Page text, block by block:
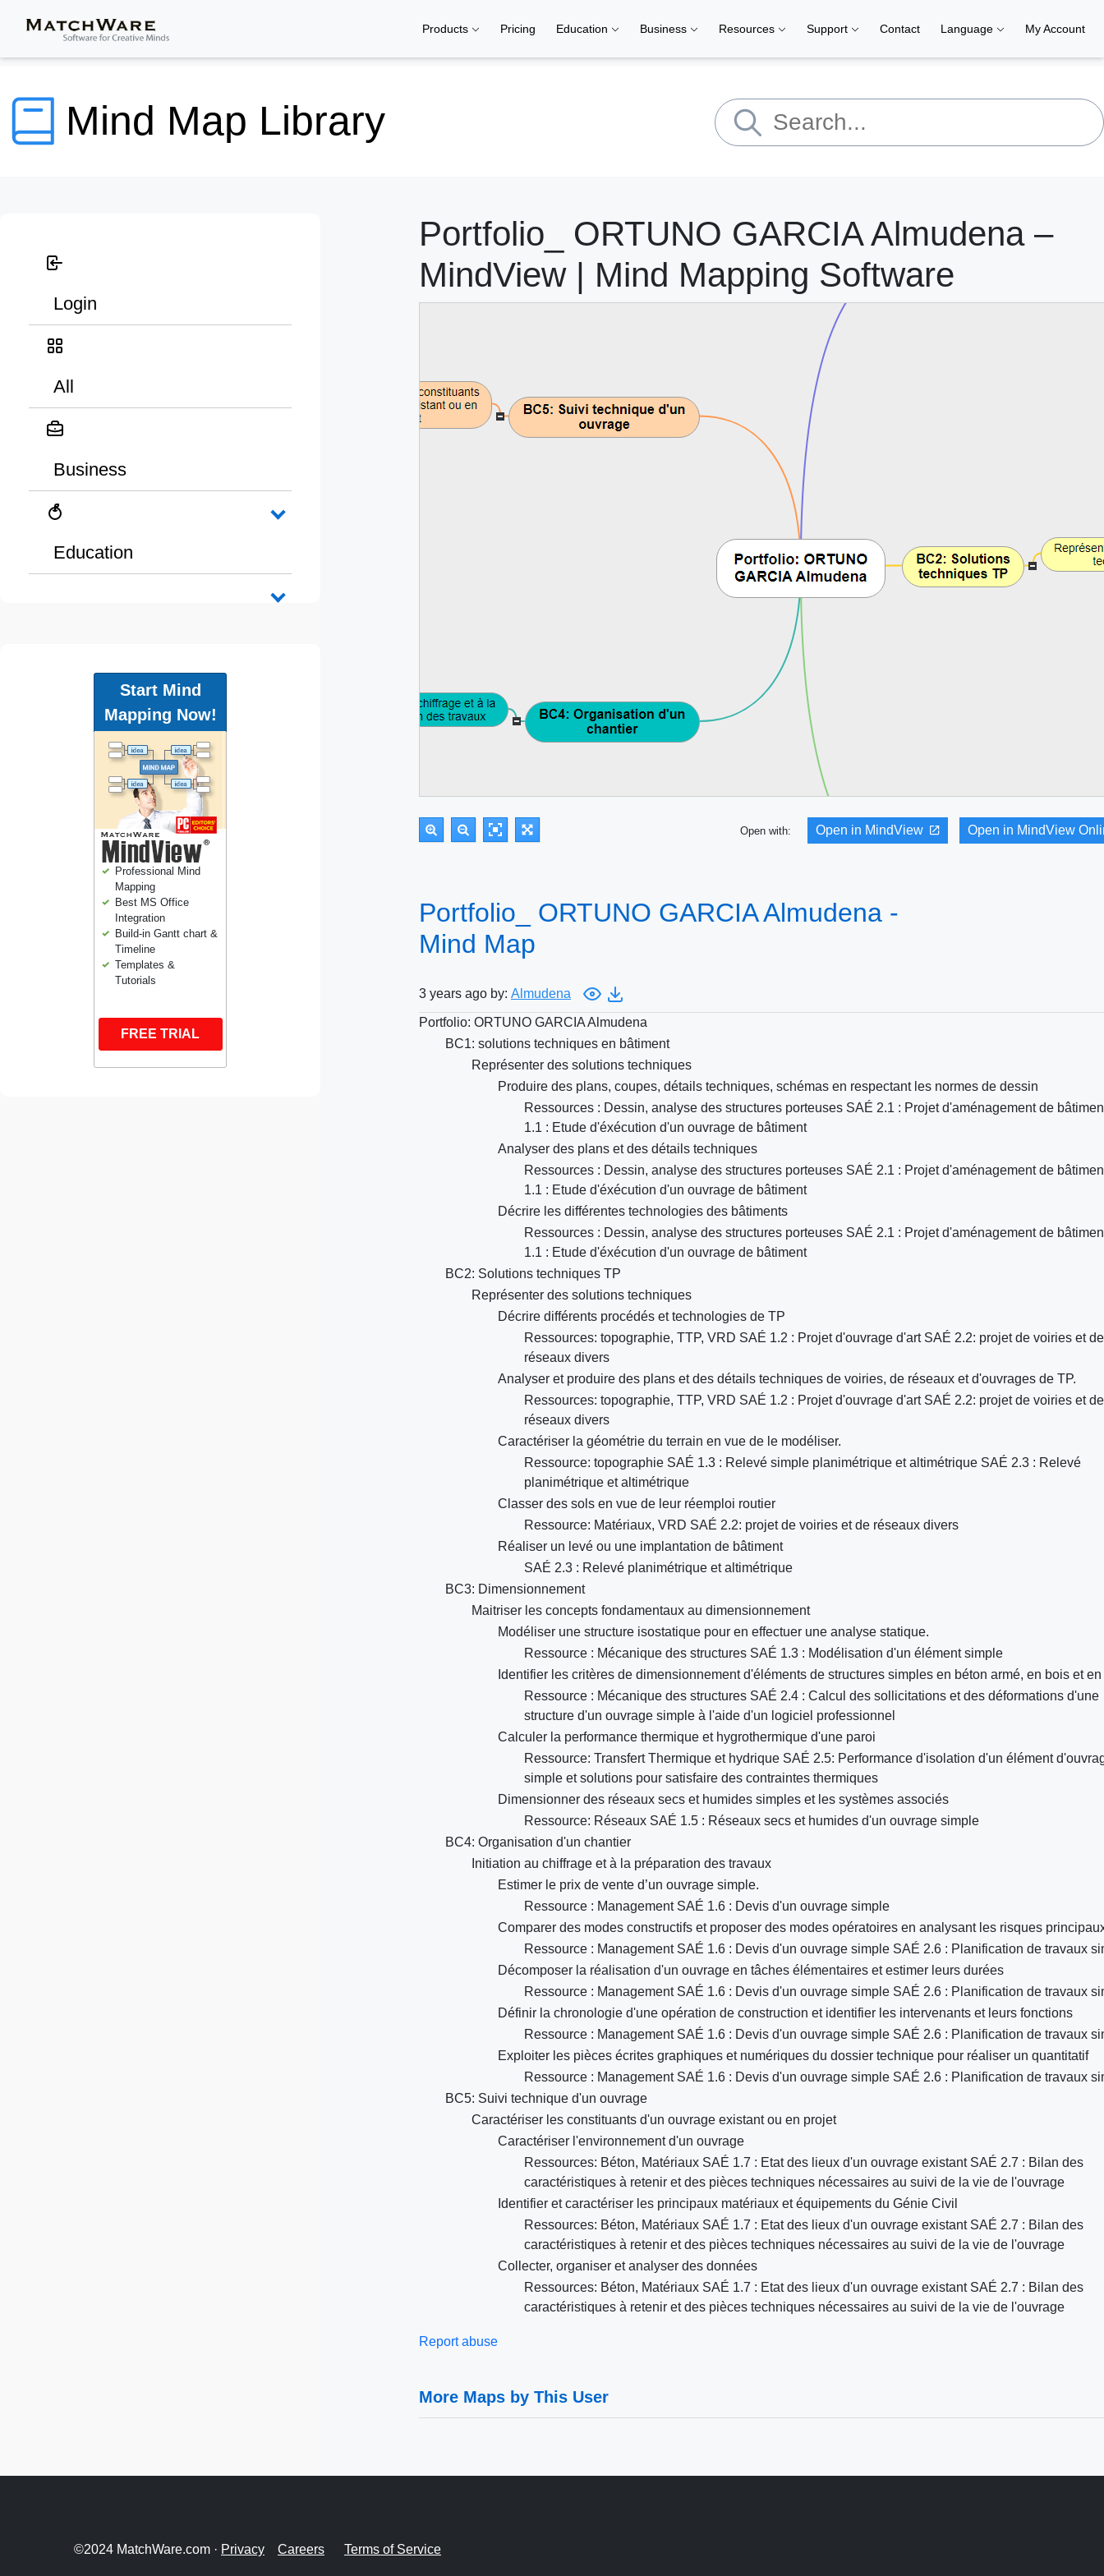
Products Pricing Education Business Resources Support Contact Language My Account
Mind Map Library
Login
All
Business
Education
Start Mind
Mapping Now!
Professional Mind
Mapping
Best MS Office
Integration
Build-in Gantt chart &
Timeline
Templates &
Tutorials
FREE TRIAL
Portfolio_ ORTUNO GARCIA Almudena –
MindView | Mind Mapping Software
Open with: Open in MindView Open in MindView
Portfolio_ ORTUNO GARCIA Almudena -
Mind Map
3 years ago by: Almudena
Portfolio: ORTUNO GARCIA Almudena
BC1: solutions techniques en bâtiment
Représenter des solutions techniques
Produire des plans, coupes, détails techniques, schémas en respectant les normes de dessin
Ressources : Dessin, analyse des structures porteuses SAÉ 2.1 : Projet d'aménagement de
1.1 : Etude d'éxécution d'un ouvrage de bâtiment
Analyser des plans et des détails techniques
Ressources : Dessin, analyse des structures porteuses SAÉ 2.1 : Projet d'aménagement de
1.1 : Etude d'éxécution d'un ouvrage de bâtiment
Décrire les différentes technologies des bâtiments
Ressources : Dessin, analyse des structures porteuses SAÉ 2.1 : Projet d'aménagement de
1.1 : Etude d'éxécution d'un ouvrage de bâtiment
BC2: Solutions techniques TP
Représenter des solutions techniques
Décrire différents procédés et technologies de TP
Ressources: topographie, TTP, VRD SAÉ 1.2 : Projet d'ouvrage d'art SAÉ 2.2: projet de voiries et de
réseaux divers
Analyser et produire des plans et des détails techniques de voiries, de réseaux et d'ouvrages de TP.
Ressources: topographie, TTP, VRD SAÉ 1.2 : Projet d'ouvrage d'art SAÉ 2.2: projet de voiries et de
réseaux divers
Caractériser la géométrie du terrain en vue de le modéliser.
Ressource: topographie SAÉ 1.3 : Relevé simple planimétrique et altimétrique SAÉ 2.3 : Relevé
planimétrique et altimétrique
Classer des sols en vue de leur réemploi routier
Ressource: Matériaux, VRD SAÉ 2.2: projet de voiries et de réseaux divers
Réaliser un levé ou une implantation de bâtiment
SAÉ 2.3 : Relevé planimétrique et altimétrique
BC3: Dimensionnement
Maitriser les concepts fondamentaux au dimensionnement
Modéliser une structure isostatique pour en effectuer une analyse statique.
Ressource : Mécanique des structures SAÉ 1.3 : Modélisation d'un élément simple
Identifier les critères de dimensionnement d'éléments de structures simples en béton armé, en bois et
Ressource : Mécanique des structures SAÉ 2.4 : Calcul des sollicitations et des déformations d'une
structure d'un ouvrage simple à l'aide d'un logiciel professionnel
Calculer la performance thermique et hygrothermique d'une paroi
Ressource: Transfert Thermique et hydrique SAÉ 2.5: Performance d'isolation d'un élément
simple et solutions pour satisfaire des contraintes thermiques
Dimensionner des réseaux secs et humides simples et les systèmes associés
Ressource: Réseaux SAÉ 1.5 : Réseaux secs et humides d'un ouvrage simple
BC4: Organisation d'un chantier
Initiation au chiffrage et à la préparation des travaux
Estimer le prix de vente d’un ouvrage simple.
Ressource : Management SAÉ 1.6 : Devis d'un ouvrage simple
Comparer des modes constructifs et proposer des modes opératoires en analysant les risques
Ressource : Management SAÉ 1.6 : Devis d'un ouvrage simple SAÉ 2.6 : Planification de travaux
Décomposer la réalisation d'un ouvrage en tâches élémentaires et estimer leurs durées
Ressource : Management SAÉ 1.6 : Devis d'un ouvrage simple SAÉ 2.6 : Planification de travaux
Définir la chronologie d'une opération de construction et identifier les intervenants et leurs fonctions
Ressource : Management SAÉ 1.6 : Devis d'un ouvrage simple SAÉ 2.6 : Planification de travaux
Exploiter les pièces écrites graphiques et numériques du dossier technique pour réaliser un quantitatif
Ressource : Management SAÉ 1.6 : Devis d'un ouvrage simple SAÉ 2.6 : Planification de travaux
BC5: Suivi technique d'un ouvrage
Caractériser les constituants d'un ouvrage existant ou en projet
Caractériser l'environnement d'un ouvrage
Ressources: Béton, Matériaux SAÉ 1.7 : Etat des lieux d'un ouvrage existant SAÉ 2.7 : Bilan des
caractéristiques à retenir et des pièces techniques nécessaires au suivi de la vie de l'ouvrage
Identifier et caractériser les principaux matériaux et équipements du Génie Civil
Ressources: Béton, Matériaux SAÉ 1.7 : Etat des lieux d'un ouvrage existant SAÉ 2.7 : Bilan des
caractéristiques à retenir et des pièces techniques nécessaires au suivi de la vie de l'ouvrage
Collecter, organiser et analyser des données
Ressources: Béton, Matériaux SAÉ 1.7 : Etat des lieux d'un ouvrage existant SAÉ 2.7 : Bilan des
caractéristiques à retenir et des pièces techniques nécessaires au suivi de la vie de l'ouvrage
Report abuse
More Maps by This User
©2024 MatchWare.com · Privacy Careers Terms of Service